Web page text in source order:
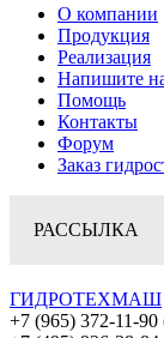
О компании
Продукция
Реализация
Напишите
Помощь
Контакты
Форум
Заказ
РАССЫЛКА
ГИДРОТЕХМАШ
+7 (965) 372-11-